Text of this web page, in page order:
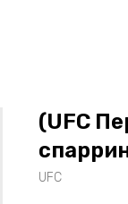
(UFC
UFC